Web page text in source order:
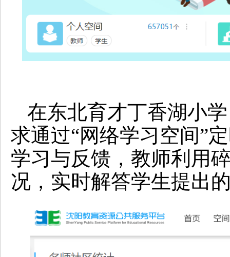
在东北育才丁香湖小
求通过“网络学习空间”
学习与反馈，教师利用
况，实时解答学生提出